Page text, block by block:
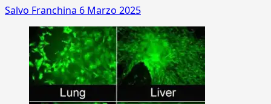
Salvo Franchina 6 Marzo 2025